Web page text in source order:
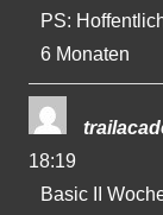
PS:
6 Monaten
18:19
Basic II